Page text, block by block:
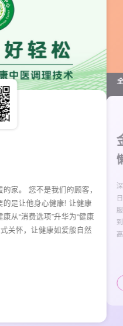
家。 您不是我们的顾客，
是让他身心健康! 让健康
从“消费选项”升华为“健康
关怀，让健康如爱般自然